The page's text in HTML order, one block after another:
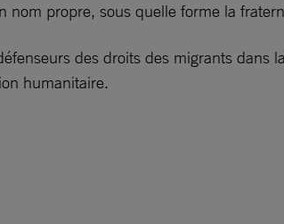
propre, sous quelle forme la
des droits des migrants dans
humanitaire.